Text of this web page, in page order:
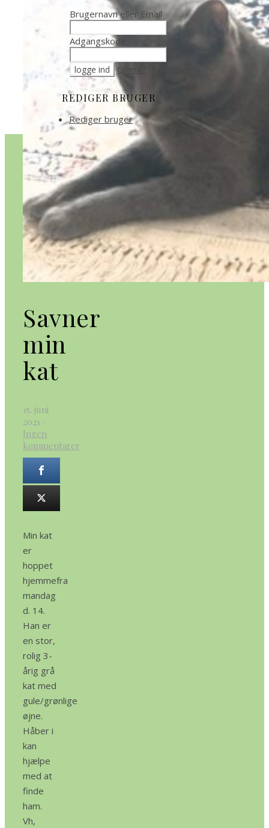
Savner
min
kat
15. juni
2021 /
Ingen
kommentarer
Min kat
er
hoppet
hjemmefra
mandag
d. 14.
Han er
en stor,
rolig 3-
årig grå
kat med
gule/grønlige
øjne.
Håber i
kan
hjælpe
med at
finde
ham.
Vh,
Brugernavn eller Email
Adgangskode
Glemt?
REDIGER BRUGER
Rediger bruger